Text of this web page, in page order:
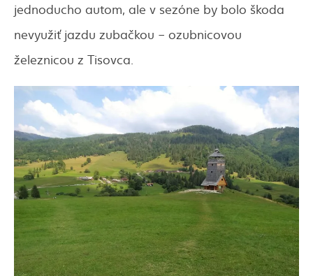
jednoducho autom, ale v sezóne by bolo škoda
nevyužiť jazdu zubačkou – ozubnicovou
železnicou z Tisovca.